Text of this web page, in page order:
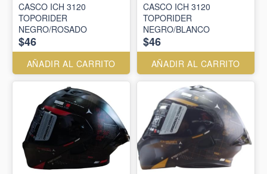
CASCO ICH 3120
TOPORIDER
NEGRO/ROSADO
$46
AÑADIR AL CARRITO
CASCO ICH 3120
TOPORIDER
NEGRO/BLANCO
$46
AÑADIR AL CARRITO